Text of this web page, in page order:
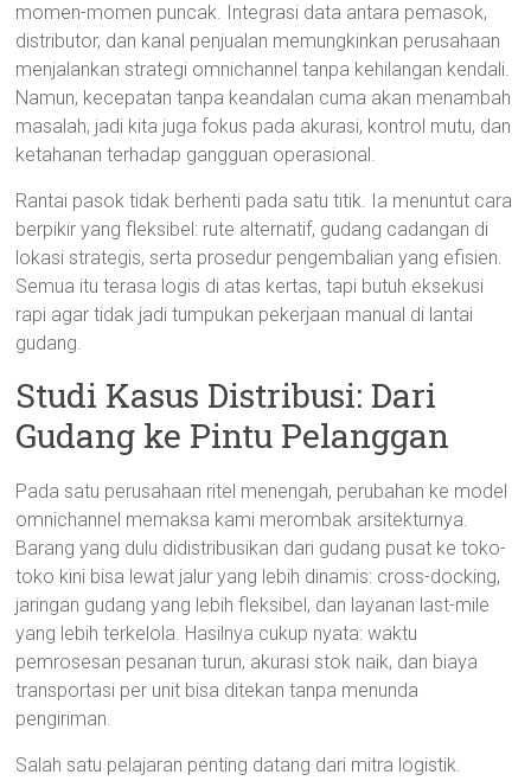
momen-momen puncak. Integrasi data antara pemasok,
distributor, dan kanal penjualan memungkinkan perusahaan
menjalankan strategi omnichannel tanpa kehilangan kendali.
Namun, kecepatan tanpa keandalan cuma akan menambah
masalah, jadi kita juga fokus pada akurasi, kontrol mutu, dan
ketahanan terhadap gangguan operasional.
Rantai pasok tidak berhenti pada satu titik. Ia menuntut cara
berpikir yang fleksibel: rute alternatif, gudang cadangan di
lokasi strategis, serta prosedur pengembalian yang efisien.
Semua itu terasa logis di atas kertas, tapi butuh eksekusi
rapi agar tidak jadi tumpukan pekerjaan manual di lantai
gudang.
Studi Kasus Distribusi: Dari
Gudang ke Pintu Pelanggan
Pada satu perusahaan ritel menengah, perubahan ke model
omnichannel memaksa kami merombak arsitekturnya.
Barang yang dulu didistribusikan dari gudang pusat ke toko-
toko kini bisa lewat jalur yang lebih dinamis: cross-docking,
jaringan gudang yang lebih fleksibel, dan layanan last-mile
yang lebih terkelola. Hasilnya cukup nyata: waktu
pemrosesan pesanan turun, akurasi stok naik, dan biaya
transportasi per unit bisa ditekan tanpa menunda
pengiriman.
Salah satu pelajaran penting datang dari mitra logistik.